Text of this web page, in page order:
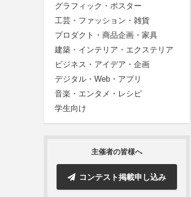
グラフィック・ポスター
工芸・ファッション・雑貨
プロダクト・商品企画・家具
建築・インテリア・エクステリア
ビジネス・アイデア・企画
デジタル・Web・アプリ
音楽・エンタメ・レシピ
学生向け
主催者の皆様へ
コンテスト掲載申し込み